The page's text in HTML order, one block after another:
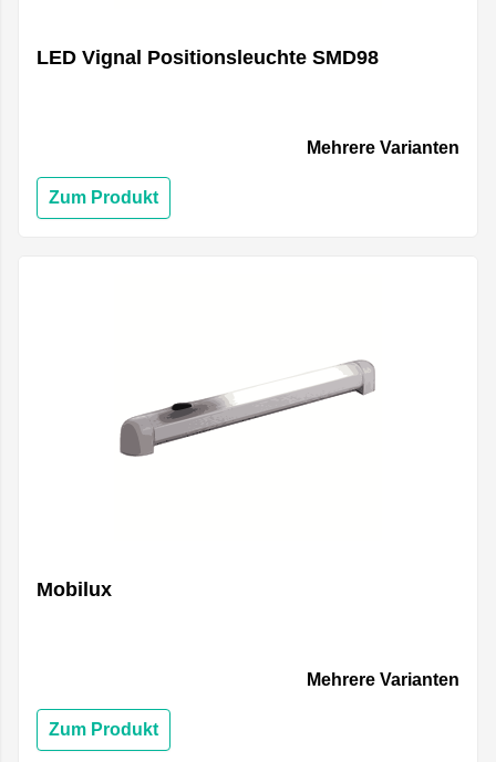
LED Vignal Positionsleuchte SMD98
Mehrere Varianten
Zum Produkt
Mobilux
Mehrere Varianten
Zum Produkt